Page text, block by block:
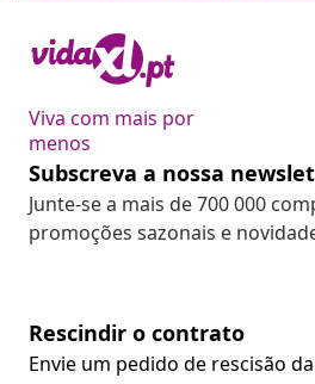
Viva com mais por
menos
Subscreva a nossa
Junte-se a mais de 700 000
promoções sazonais e
Rescindir o contrato
Envie um pedido de rescisão